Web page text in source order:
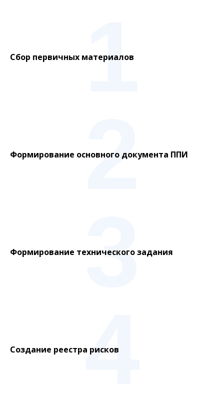
Сбор первичных материалов
1
Формирование основного документа ППИ
2
Формирование технического задания
3
Создание реестра рисков
4